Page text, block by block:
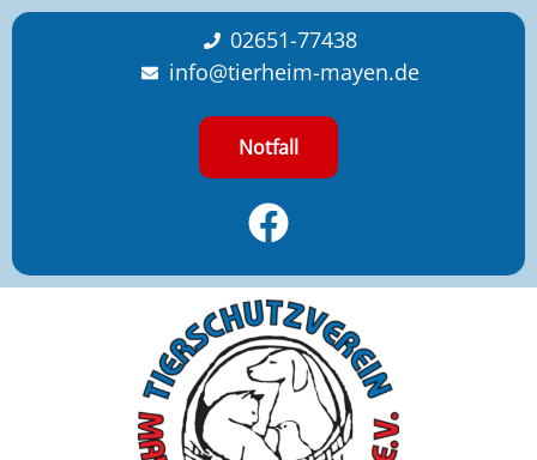
content
02651-77438
info@tierheim-mayen.de
Notfall